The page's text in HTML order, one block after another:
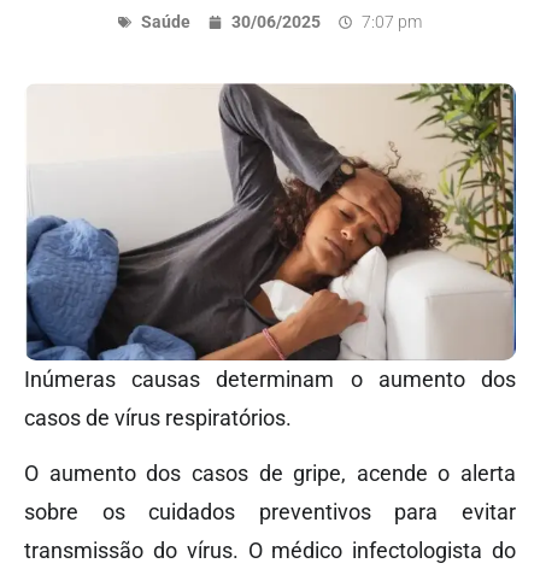
Saúde 30/06/2025 7:07 pm
Inúmeras causas determinam o aumento dos
casos de vírus respiratórios.
O aumento dos casos de gripe, acende o alerta
sobre os cuidados preventivos para evitar
transmissão do vírus. O médico infectologista do